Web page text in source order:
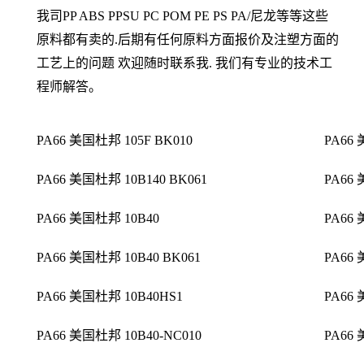
我司PP ABS PPSU PC POM PE PS PA/尼龙等等这些
原料都有卖的.后期有任何原料方面报价及注塑方面的
工艺上的问题 欢迎随时联系我. 我们有专业的技术工
程师解答。
PA66 美国杜邦 105F BK010 PA66
PA66 美国杜邦 10B140 BK061 PA66
PA66 美国杜邦 10B40 PA66
PA66 美国杜邦 10B40 BK061 PA66
PA66 美国杜邦 10B40HS1 PA66
PA66 美国杜邦 10B40-NC010 PA66